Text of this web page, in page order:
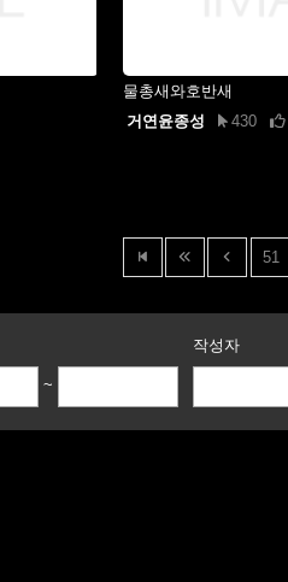
물총새와호반새
거연윤종성
430
51
~
작성자